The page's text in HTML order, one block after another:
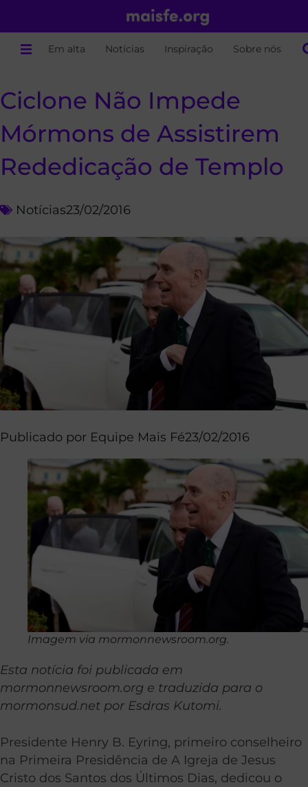
Em alta Notícias Inspiração Sobre nós
Ciclone Não Impede
Mórmons de Assistirem
Rededicação de Templo
Notícias23/02/2016
Publicado por Equipe Mais Fé23/02/2016
Imagem via mormonnewsroom.org.
Esta notícia foi publicada em
mormonnewsroom.org e traduzida para o
mormonsud.net por Esdras Kutomi.
Presidente Henry B. Eyring, primeiro conselheiro
na Primeira Presidência de A Igreja de Jesus
Cristo dos Santos dos Últimos Dias, dedicou o